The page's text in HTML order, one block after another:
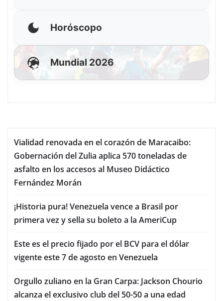
Horóscopo
Mundial 2026
Vialidad renovada en el corazón de Maracaibo:
Gobernación del Zulia aplica 570 toneladas de
asfalto en los accesos al Museo Didáctico
Fernández Morán
¡Historia pura! Venezuela vence a Brasil por
primera vez y sella su boleto a la AmeriCup
Este es el precio fijado por el BCV para el dólar
vigente este 7 de agosto en Venezuela
Orgullo zuliano en la Gran Carpa: Jackson Chourio
alcanza el exclusivo club del 50-50 a una edad